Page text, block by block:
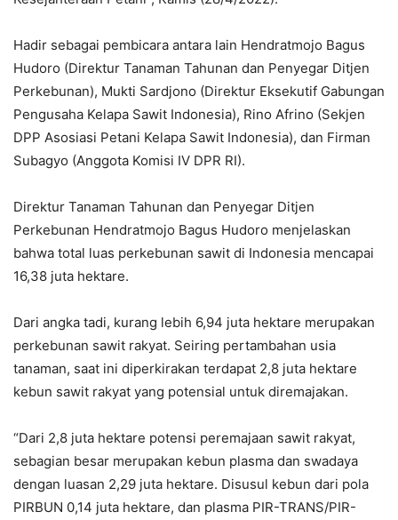
Hadir sebagai pembicara antara lain Hendratmojo Bagus
Hudoro (Direktur Tanaman Tahunan dan Penyegar Ditjen
Perkebunan), Mukti Sardjono (Direktur Eksekutif Gabungan
Pengusaha Kelapa Sawit Indonesia), Rino Afrino (Sekjen
DPP Asosiasi Petani Kelapa Sawit Indonesia), dan Firman
Subagyo (Anggota Komisi IV DPR RI).
Direktur Tanaman Tahunan dan Penyegar Ditjen
Perkebunan Hendratmojo Bagus Hudoro menjelaskan
bahwa total luas perkebunan sawit di Indonesia mencapai
16,38 juta hektare.
Dari angka tadi, kurang lebih 6,94 juta hektare merupakan
perkebunan sawit rakyat. Seiring pertambahan usia
tanaman, saat ini diperkirakan terdapat 2,8 juta hektare
kebun sawit rakyat yang potensial untuk diremajakan.
“Dari 2,8 juta hektare potensi peremajaan sawit rakyat,
sebagian besar merupakan kebun plasma dan swadaya
dengan luasan 2,29 juta hektare. Disusul kebun dari pola
PIRBUN 0,14 juta hektare, dan plasma PIR-TRANS/PIR-